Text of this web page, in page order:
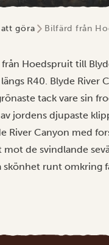
att göra Bilfärd från
Hoedspruit till
R40. Blyde River
tack vare sin
jordens djupaste
River Canyon med
mot de svindlande
skönhet runt omkring